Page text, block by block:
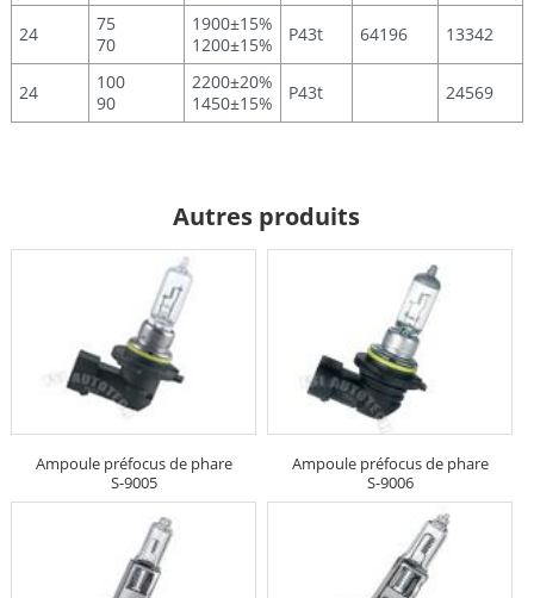
24
75
70
1900±15%
1200±15%
P43t 64196 13342
24
100
90
2200±20%
1450±15%
P43t 24569
Autres produits
Ampoule préfocus de phare
S-9005
Ampoule préfocus de phare
S-9006